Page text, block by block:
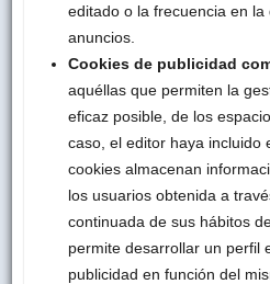
editado o la frecuencia en
anuncios.
Cookies de publicidad
aquéllas que permiten la
eficaz posible, de los
caso, el editor haya incluido
cookies almacenan
los usuarios obtenida a
continuada de sus hábitos
permite desarrollar un perfil
publicidad en función del